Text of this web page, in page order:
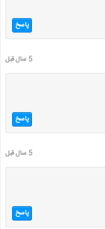
پاسخ
5 سال قبل
پاسخ
5 سال قبل
پاسخ